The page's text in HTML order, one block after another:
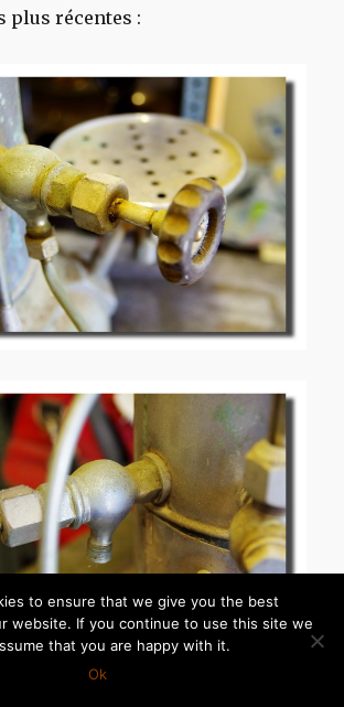
plus récentes :
to ensure that we give you the best
website. If you continue to use this site we
that you are happy with it.
Ok